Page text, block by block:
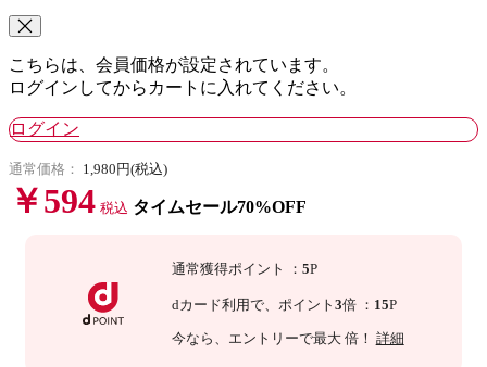
こちらは、会員価格が設定されています。
ログインしてからカートに入れてください。
ログイン
通常価格： 1,980円(税込)
￥594 税込 タイムセール70%OFF
通常獲得ポイント ： 5P
dカード利用で、 ポイント 3倍 ： 15P
今なら 、エントリーで最大 倍！ 詳細